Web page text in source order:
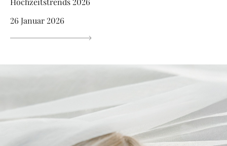
26 Januar 2026